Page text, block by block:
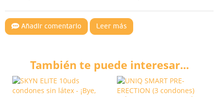
Añadir comentario Leer más
También te puede interesar...